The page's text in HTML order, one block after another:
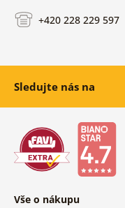
+420 228 229 597
Sledujte nás na
Vše o nákupu